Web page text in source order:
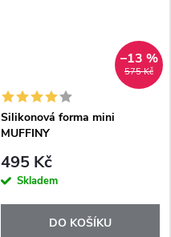
575 Kč
–13 %
Silikonová forma mini
MUFFINY
495 Kč
Skladem
DO KOŠÍKU